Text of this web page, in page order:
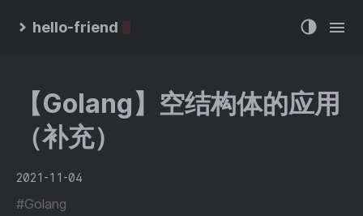
hello-friend
【Golang】空结构体的应用
（补充）
2021-11-04
#Golang